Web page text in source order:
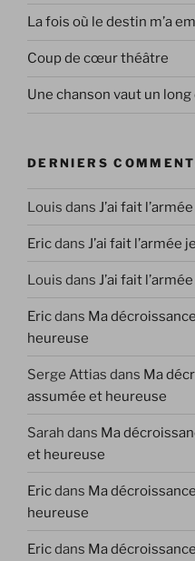
La fois où le destin m’a
Coup de cœur théâtre
Une chanson vaut un
DERNIERS
Louis dans J’ai fait
Ericdans J’ai fait l’armée
Louis dans J’ai fait
Ericdans Ma
heureuse
Serge Attias dans Ma
assumée et heureuse
Sarah dans Ma
et heureuse
Ericdans Ma
heureuse
Ericdans Ma